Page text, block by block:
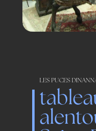
LES PUCES